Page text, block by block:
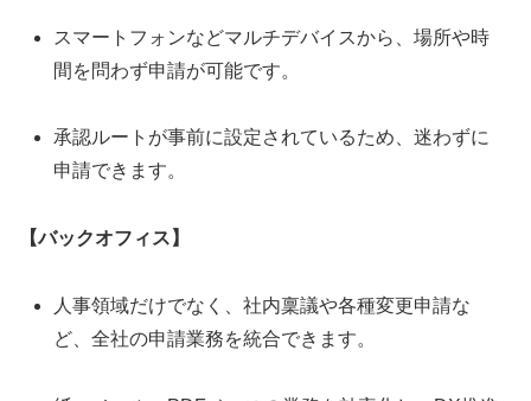
スマートフォンなどマルチデバイスから、場所や時
間を問わず申請が可能です。
承認ルートが事前に設定されているため、迷わずに
申請できます。
【バックオフィス】
人事領域だけでなく、社内稟議や各種変更申請な
ど、全社の申請業務を統合できます。